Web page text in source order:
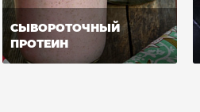
СЫВОРОТОЧНЫЙ
ПРОТЕИН